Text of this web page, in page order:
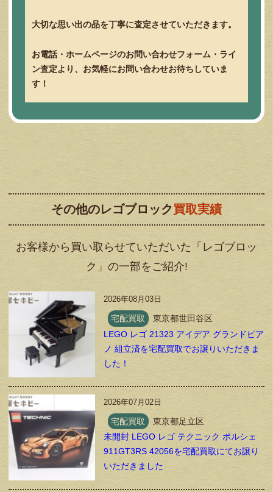
大切な思い出の品を丁寧に査定させていただきます。
お電話・ホームページのお問い合わせフォーム・ライ
ン査定より、お気軽にお問い合わせお待ちしていま
す！
その他のレゴブロック買取実績
お客様から買い取らせていただいた「レゴブロッ
ク」の一部をご紹介!
2026年08月03日
宅配買取
東京都世田谷区
LEGO レゴ 21323 アイデア グランドピア
ノ 組立済を宅配買取でお譲りいただきま
した！
2026年07月02日
宅配買取
東京都足立区
未開封 LEGO レゴ テクニック ポルシェ
911GT3RS 42056を宅配買取にてお譲り
いただきました